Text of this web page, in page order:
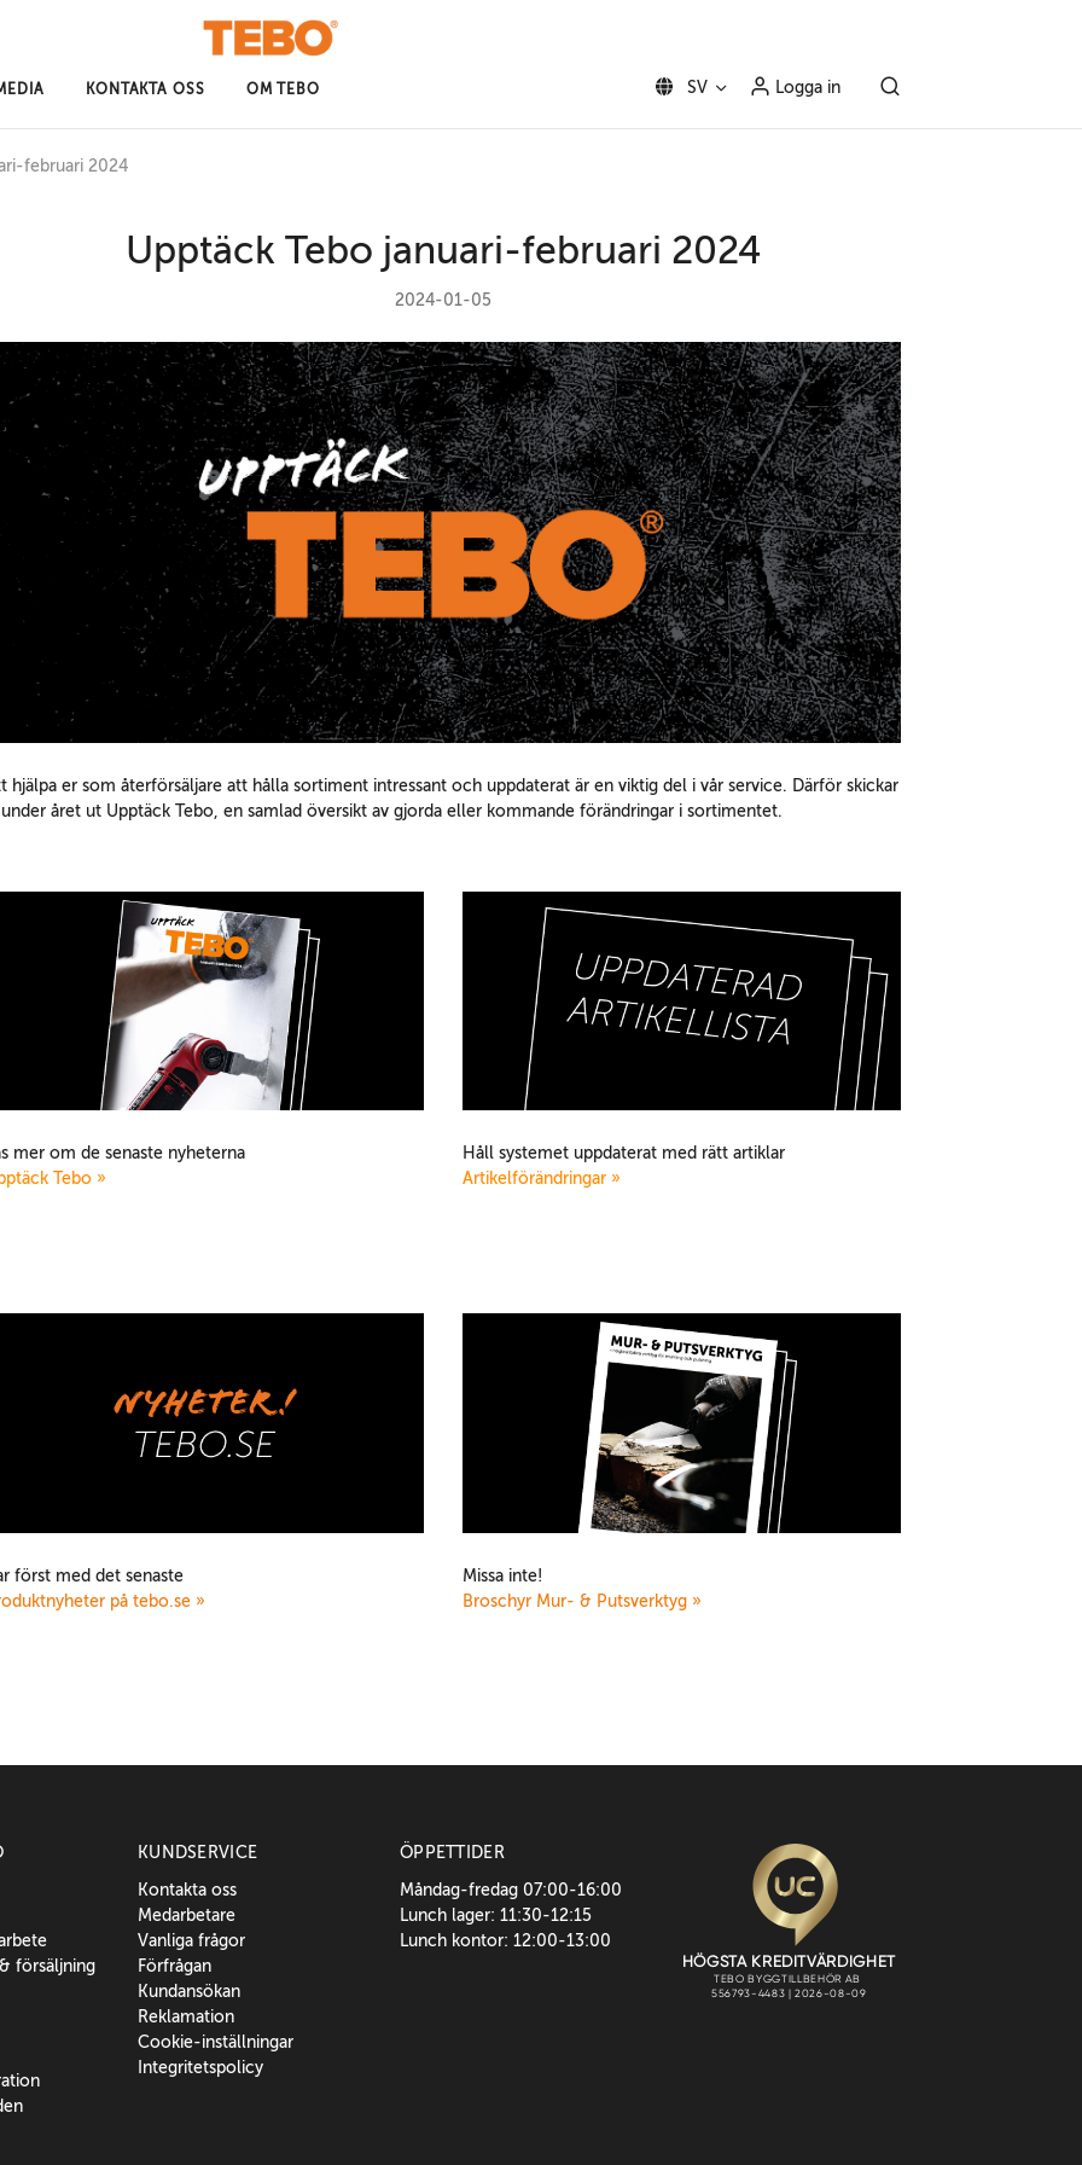
KONTAKTA OSS OM TEBO SV Logga in
februari 2024
Upptäck Tebo januari-februari 2024
2024-01-05
hjälpa er som återförsäljare att hålla sortiment intressant och uppdaterat är en viktig del i vår service. Därför skickar
året ut Upptäck Tebo, en samlad översikt av gjorda eller kommande förändringar i sortimentet.
mer om de senaste nyheterna
Tebo »
Håll systemet uppdaterat med rätt artiklar
Artikelförändringar »
först med det senaste
på tebo.se »
Missa inte!
Broschyr Mur- & Putsverktyg »
försäljning
KUNDSERVICE
Kontakta oss
Medarbetare
Vanliga frågor
Förfrågan
Kundansökan
Reklamation
Cookie-inställningar
Integritetspolicy
ÖPPETTIDER
Måndag-fredag 07:00-16:00
Lunch lager: 11:30-12:15
Lunch kontor: 12:00-13:00